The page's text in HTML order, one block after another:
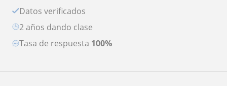
Datos verificados
2 años dando clase
Tasa de respuesta 100%